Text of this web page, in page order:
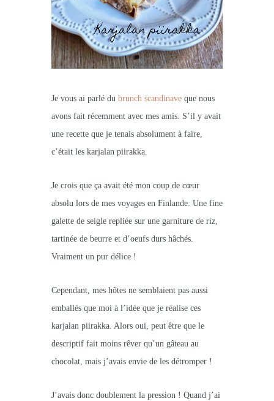
Je vous ai parlé du brunch scandinave que nous
avons fait récemment avec mes amis. S’il y avait
une recette que je tenais absolument à faire,
c’était les karjalan piirakka.
Je crois que ça avait été mon coup de cœur
absolu lors de mes voyages en Finlande. Une fine
galette de seigle repliée sur une garniture de riz,
tartinée de beurre et d’oeufs durs hâchés.
Vraiment un pur délice !
Cependant, mes hôtes ne semblaient pas aussi
emballés que moi à l’idée que je réalise ces
karjalan piirakka. Alors oui, peut être que le
descriptif fait moins rêver qu’un gâteau au
chocolat, mais j’avais envie de les détromper !
J’avais donc doublement la pression ! Quand j’ai